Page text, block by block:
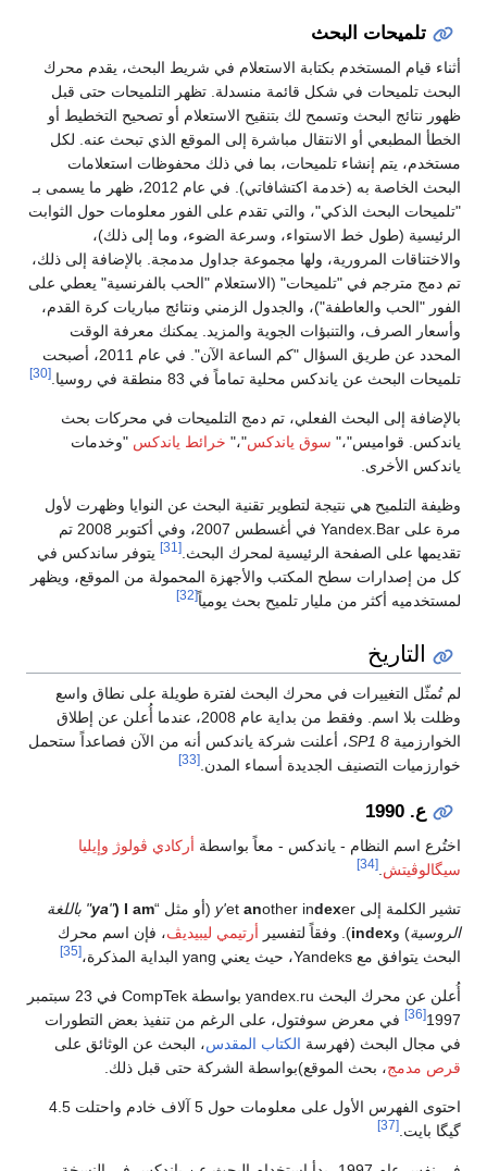
تلميحات البحث
أثناء قيام المستخدم بكتابة الاستعلام في شريط البحث، يقدم محرك
البحث تلميحات في شكل قائمة منسدلة. تظهر التلميحات حتى قبل
ظهور نتائج البحث وتسمح لك بتنقيح الاستعلام أو تصحيح التخطيط أو
الخطأ المطبعي أو الانتقال مباشرة إلى الموقع الذي تبحث عنه. لكل
مستخدم، يتم إنشاء تلميحات، بما في ذلك محفوظات استعلامات
البحث الخاصة به (خدمة اكتشافاتي). في عام 2012، ظهر ما يسمى بـ
"تلميحات البحث الذكي"، والتي تقدم على الفور معلومات حول الثوابت
الرئيسية (طول خط الاستواء، وسرعة الضوء، وما إلى ذلك)،
والاختناقات المرورية، ولها مجموعة جداول مدمجة. بالإضافة إلى ذلك،
تم دمج مترجم في "تلميحات" (الاستعلام "الحب بالفرنسية" يعطي على
الفور "الحب والعاطفة")، والجدول الزمني ونتائج مباريات كرة القدم،
وأسعار الصرف، والتنبؤات الجوية والمزيد. يمكنك معرفة الوقت
المحدد عن طريق السؤال "كم الساعة الآن". في عام 2011، أصبحت
تلميحات البحث عن ياندكس محلية تماماً في 83 منطقة في روسيا.
[30]
بالإضافة إلى البحث الفعلي، تم دمج التلميحات في محركات بحث
ياندكس. قواميس"،" سوق ياندكس"،" خرائط ياندكس "وخدمات
ياندكس الأخرى.
وظيفة التلميح هي نتيجة لتطوير تقنية البحث عن النوايا وظهرت لأول
مرة على Yandex.Bar في أغسطس 2007، وفي أكتوبر 2008 تم
تقديمها على الصفحة الرئيسية لمحرك البحث.[31]
يتوفر ساندكس في
كل من إصدارات سطح المكتب والأجهزة المحمولة من الموقع، ويظهر
لمستخدميه أكثر من مليار تلميح بحث يومياً[32]
التاريخ
لم تُمثّل التغييرات في محرك البحث لفترة طويلة على نطاق واسع
وظلت بلا اسم. وفقط من بداية عام 2008، عندما أُعلن عن إطلاق
الخوارزمية 8 SP1
، أعلنت شركة ياندكس أنه من الآن فصاعداً ستحمل
خوارزميات التصنيف الجديدة أسماء المدن. [33]
ع. 1990
اختُرع اسم النظام - ياندكس - معاً بواسطة أركادي ڤولوژ وإيليا
سيگالوڤيتش.
[34]
تشير الكلمة إلى y'et another indexer (أو مثل “ I am (
"
ya
" باللغة
الروسية) وindex). وفقاً لتفسير أرتيمي ليبيديڤ، فإن اسم محرك
البحث يتوافق مع Yandeks، حيث يعني yang البداية المذكرة،
[35]
أُعلن عن محرك البحث yandex.ru بواسطة CompTek في 23 سبتمبر
1997
[36]
في معرض سوفتول، على الرغم من تنفيذ بعض التطورات
في مجال البحث (فهرسة الكتاب المقدس، البحث عن الوثائق على
قرص مدمج، بحث الموقع)بواسطة الشركة حتى قبل ذلك.
احتوى الفهرس الأول على معلومات حول 5 آلاف خادم واحتلت 4.5
گيگا بايت.[37]